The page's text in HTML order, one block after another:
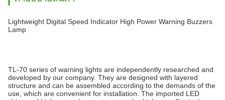
Lightweight Digital Speed Indicator High Power Warning Buzzers
Lamp
TL-70 series of warning lights are independently researched and
developed by our company. They are designed with layered
structure and can be assembled according to the demands of the
use, which are convenient for installation. The imported LED